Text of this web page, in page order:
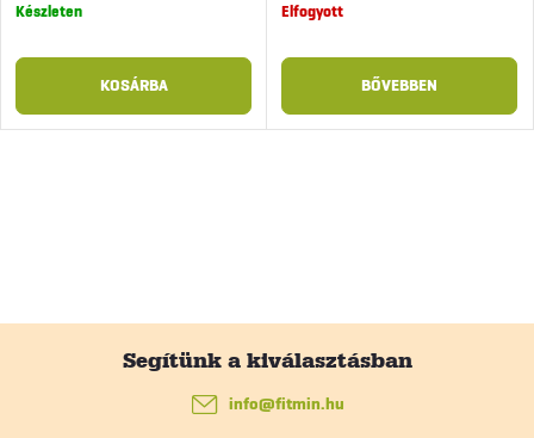
Készleten
KOSÁRBA
Elfogyott
BŐVEBBEN
info@fitmin.hu